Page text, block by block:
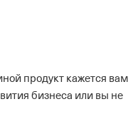
продукт кажется вам
бизнеса или вы не